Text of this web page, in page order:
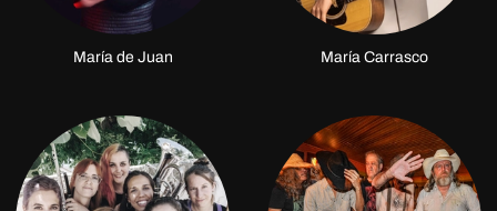
María de Juan María Carrasco